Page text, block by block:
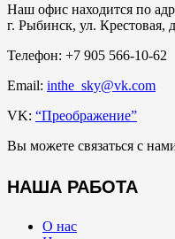
Наш офис находится по
г. Рыбинск, ул. Крестовая,
Телефон: +7 905 566-10-62
Email: inthe_sky@vk.com
VK: “Преображение”
Вы можете связаться с
НАША РАБОТА
О нас